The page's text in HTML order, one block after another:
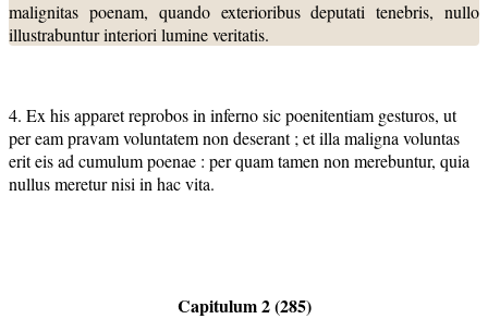
malignitas poenam, quando exterioribus deputati tenebris, nullo
illustrabuntur interiori lumine veritatis.
4. Ex his apparet reprobos in inferno sic poenitentiam gesturos, ut
per eam pravam voluntatem non deserant ; et illa maligna voluntas
erit eis ad cumulum poenae : per quam tamen non merebuntur, quia
nullus meretur nisi in hac vita.
Capitulum 2 (285)